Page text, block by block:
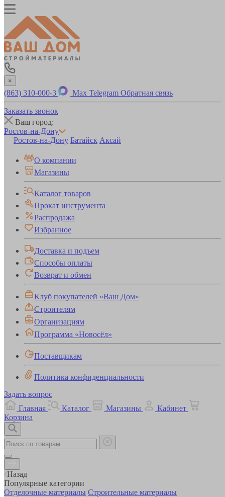
×
(863) 310-000-3 Max Telegram Обратная связь
Заказать звонок
Ваш город:
Ростов-на-Дону
Ростов-на-Дону Батайск Аксай
О компании
Магазины
Каталог товаров
Прокат инструмента
Распродажа
Избранное
Доставка и подъем
Способы оплаты
Возврат и обмен
Клуб покупателей «Ваш Дом»
Строителям
Организациям
Программа «Новосёл»
Поставщикам
Политика конфиденциальности
Задать вопрос
Главная
Каталог Магазины
Кабинет
Корзина
Назад
Популярные категории
Отделочные материалы Строительные материалы